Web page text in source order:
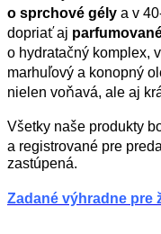
o sprchové gély a v
dopriať aj
o hydratačný komplex,
marhuľový a konopný
nielen voňavá, ale aj
Všetky naše produkty
a registrované pre
zastúpená.
Zadané výhradne pre